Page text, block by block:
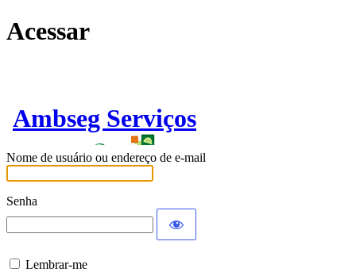
Acessar
Ambseg Serviços
Nome de usuário ou endereço de e-mail
Senha
Lembrar-me